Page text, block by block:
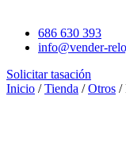
686 630 393
info@vender-
Solicitar tasación
Inicio /Tienda /Otros /